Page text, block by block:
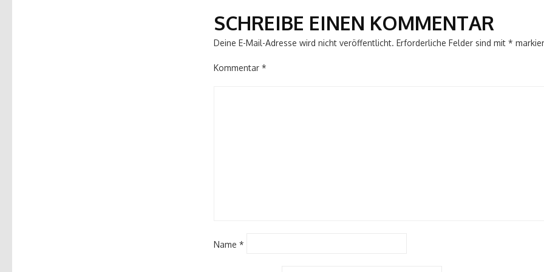
SCHREIBE EINEN KOMMENTAR
Deine E-Mail-Adresse wird nicht veröffentlicht. Erforderliche Felder sind mit *
Kommentar *
Name *